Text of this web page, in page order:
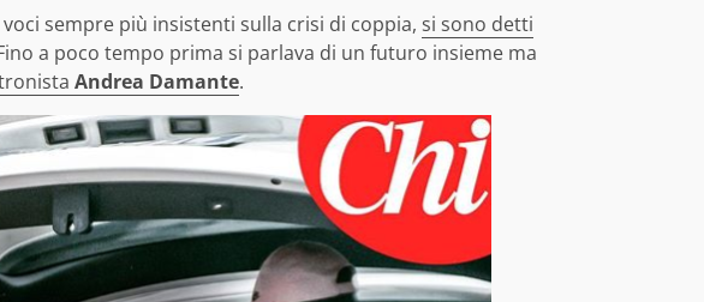
sempre più insistenti sulla crisi di coppia, si sono detti
a poco tempo prima si parlava di un futuro insieme ma
Andrea Damante.